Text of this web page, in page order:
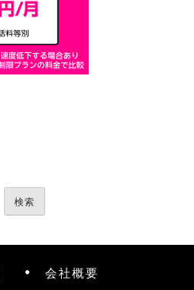
検索
会社概要